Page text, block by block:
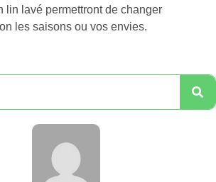
lin lavé permettront de changer
les saisons ou vos envies.